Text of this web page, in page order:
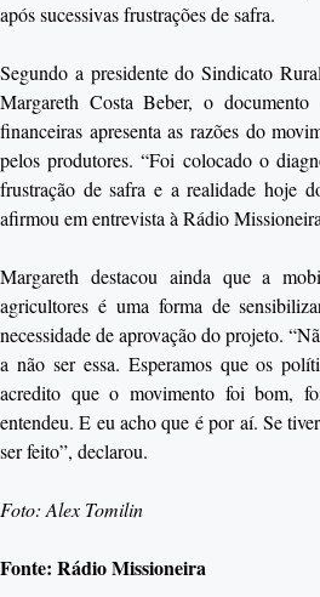
após sucessivas frustrações de safra.
Segundo a presidente do Sindicato
Margareth Costa Beber, o documento
financeiras apresenta as razões do
pelos produtores. “Foi colocado o
frustração de safra e a realidade hoje
afirmou em entrevista à Rádio
Margareth destacou ainda que a
agricultores é uma forma de
necessidade de aprovação do projeto.
a não ser essa. Esperamos que os
acredito que o movimento foi bom,
entendeu. E eu acho que é por aí. Se
ser feito”, declarou.
Foto: Alex Tomilin
Fonte: Rádio Missioneira